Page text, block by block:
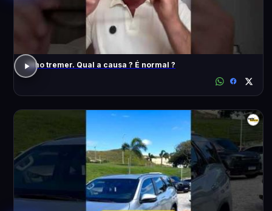
Olho tremer. Qual a causa ? É normal ?